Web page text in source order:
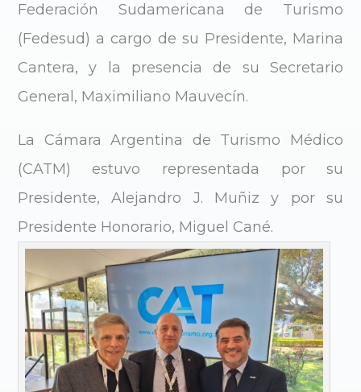
Federación Sudamericana de Turismo
(Fedesud) a cargo de su Presidente, Marina
Cantera, y la presencia de su Secretario
General, Maximiliano Mauvecín.
La Cámara Argentina de Turismo Médico
(CATM) estuvo representada por su
Presidente, Alejandro J. Muñiz y por su
Presidente Honorario, Miguel Cané.